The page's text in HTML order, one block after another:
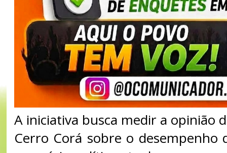
A iniciativa busca medir a opinião
Cerro Corá sobre o desempenho